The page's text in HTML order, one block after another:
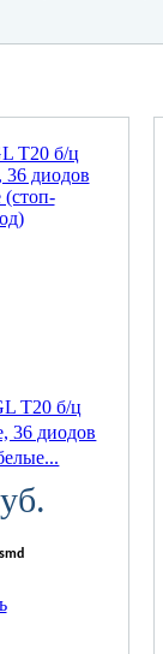
T20 б/ц
36 диодов